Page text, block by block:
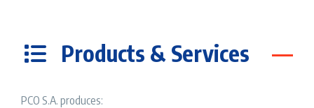
Products & Services
PCO S.A. produces: